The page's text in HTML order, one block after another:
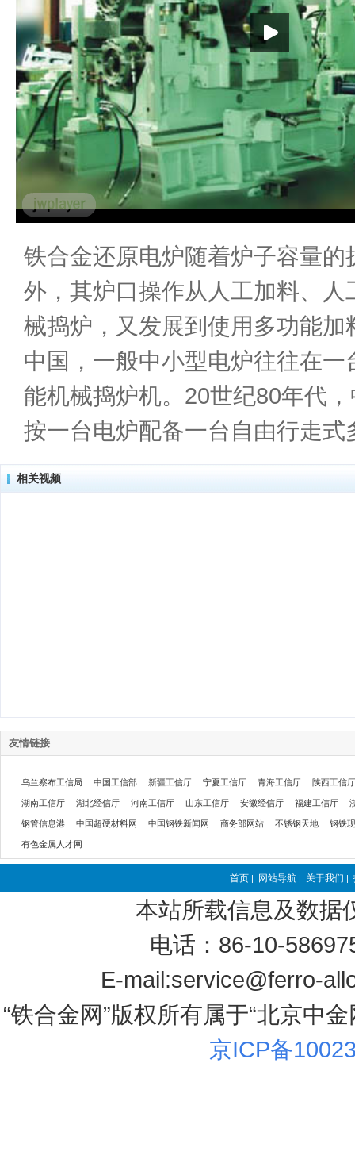
铁合金还原电炉随着炉子容量
外，其炉口操作从人工加料、
械捣炉，又发展到使用多功能
中国，一般中小型电炉往往在
能机械捣炉机。20世纪80年代
按一台电炉配备一台自由行走
相关视频
友情链接
乌兰察布工信局 中国工信部 新疆工信厅 宁夏工信厅 青海工信厅 陕西工信厅
湖南工信厅 湖北经信厅 河南工信厅 山东工信厅 安徽经信厅 福建工信厅
钢管信息港 中国超硬材料网 中国钢铁新闻网 商务部网站 不锈钢天地 钢铁
有色金属人才网
首页 | 网站导航 | 关于我们 |
本站所载信息及数
电话：86-10-
E-mail:service@ferro-
“铁合金网”版权所有属于“北京中
京ICP备